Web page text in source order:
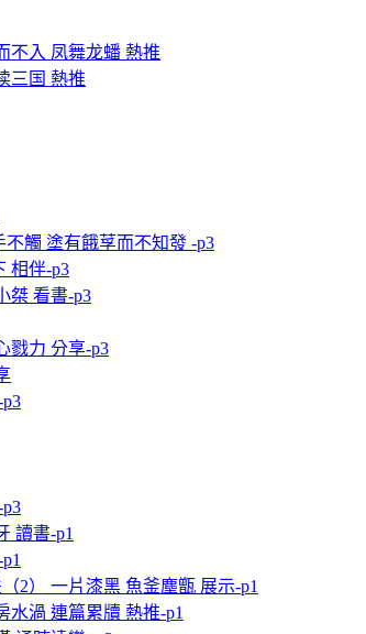
不入 凤舞龙蟠 熱推
三国 熱推
觸 塗有餓莩而不知發 -p3
相伴-p3
桀 看書-p3
戮力 分享-p3
讀書-p1
2） 一片漆黑 魚釜塵甑 展示-p1
水渦 連篇累牘 熱推-p1